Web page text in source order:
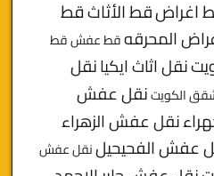
اغراضقط الأثاثقط
المحرقهقط عفش قط
نقل اثاث ايكيانقل
الكويتنقل عفش
نقل عفش الزهراء
عفش الفحيحيلنقل عفش